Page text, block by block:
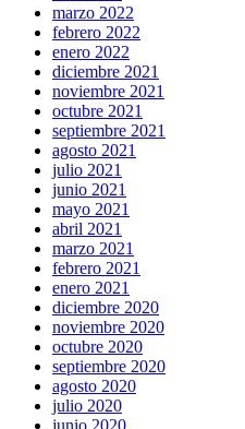
marzo 2022
febrero 2022
enero 2022
diciembre 2021
noviembre 2021
octubre 2021
septiembre 2021
agosto 2021
julio 2021
junio 2021
mayo 2021
abril 2021
marzo 2021
febrero 2021
enero 2021
diciembre 2020
noviembre 2020
octubre 2020
septiembre 2020
agosto 2020
julio 2020
junio 2020